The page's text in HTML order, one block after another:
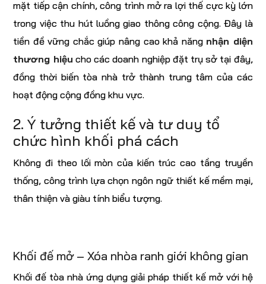
mặt tiếp cận chính, công trình mở ra lợi thế cực kỳ lớn
trong việc thu hút luồng giao thông công cộng. Đây là
tiền đề vững chắc giúp nâng cao khả năng nhận diện
thương hiệu cho các doanh nghiệp đặt trụ sở tại đây,
đồng thời biến tòa nhà trở thành trung tâm của các
hoạt động cộng đồng khu vực.
2. Ý tưởng thiết kế và tư duy tổ
chức hình khối phá cách
Không đi theo lối mòn của kiến trúc cao tầng truyền
thống, công trình lựa chọn ngôn ngữ thiết kế mềm mại,
thân thiện và giàu tính biểu tượng.
Khối đế mở – Xóa nhòa ranh giới không gian
Khối đế tòa nhà ứng dụng giải pháp thiết kế mở với hệ